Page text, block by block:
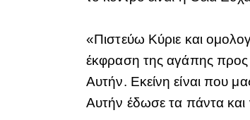
«Πιστεύω Κύριε και
έκφραση της αγάπης προς
Αυτήν. Εκείνη είναι που
Αυτήν έδωσε τα πάντα